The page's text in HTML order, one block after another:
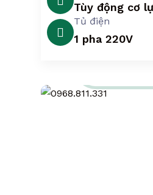
Tùy động cơ
Tủ điện
1 pha 220V